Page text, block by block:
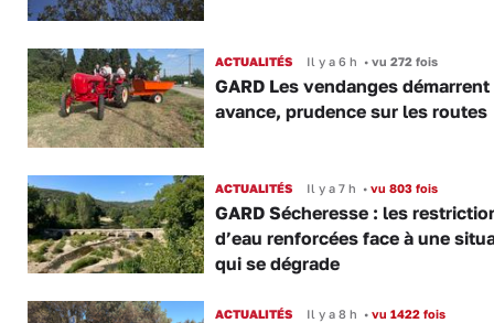
ACTUALITÉS Il y a 6 h •vu 272 fois
GARD Les vendanges démarrent
avance, prudence sur les routes
ACTUALITÉS Il y a 7 h •vu 803 fois
GARD Sécheresse : les
d’eau renforcées face à une
qui se dégrade
ACTUALITÉS Il y a 8 h •vu 1422 fois